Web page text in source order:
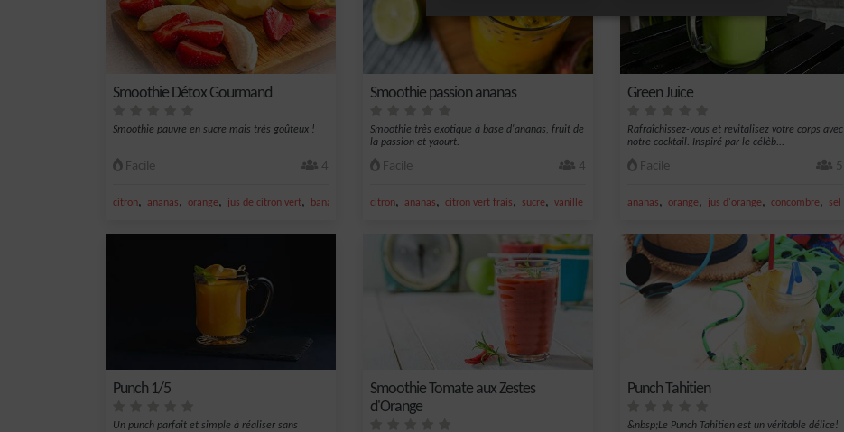
Smoothie Détox Gourmand
Smoothie pauvre en sucre mais très goûteux !
Facile 4
citron, ananas, orange, jus de citron vert, banane
Smoothie passion ananas
Smoothie très exotique à base d'ananas, fruit de
la passion et yaourt.
Facile 4
citron, ananas, citron vert frais, sucre, vanille
Green Juice
Rafraîchissez-vous et revitalisez votre corps avec
notre cocktail. Inspiré par le célèb...
Facile 5
ananas, orange, jus d'orange, concombre, sel
Punch 1/5
Un punch parfait et simple à réaliser sans
Smoothie Tomate aux Zestes
d'Orange
Punch Tahitien
&nbsp;Le Punch Tahitien est un véritable délice!